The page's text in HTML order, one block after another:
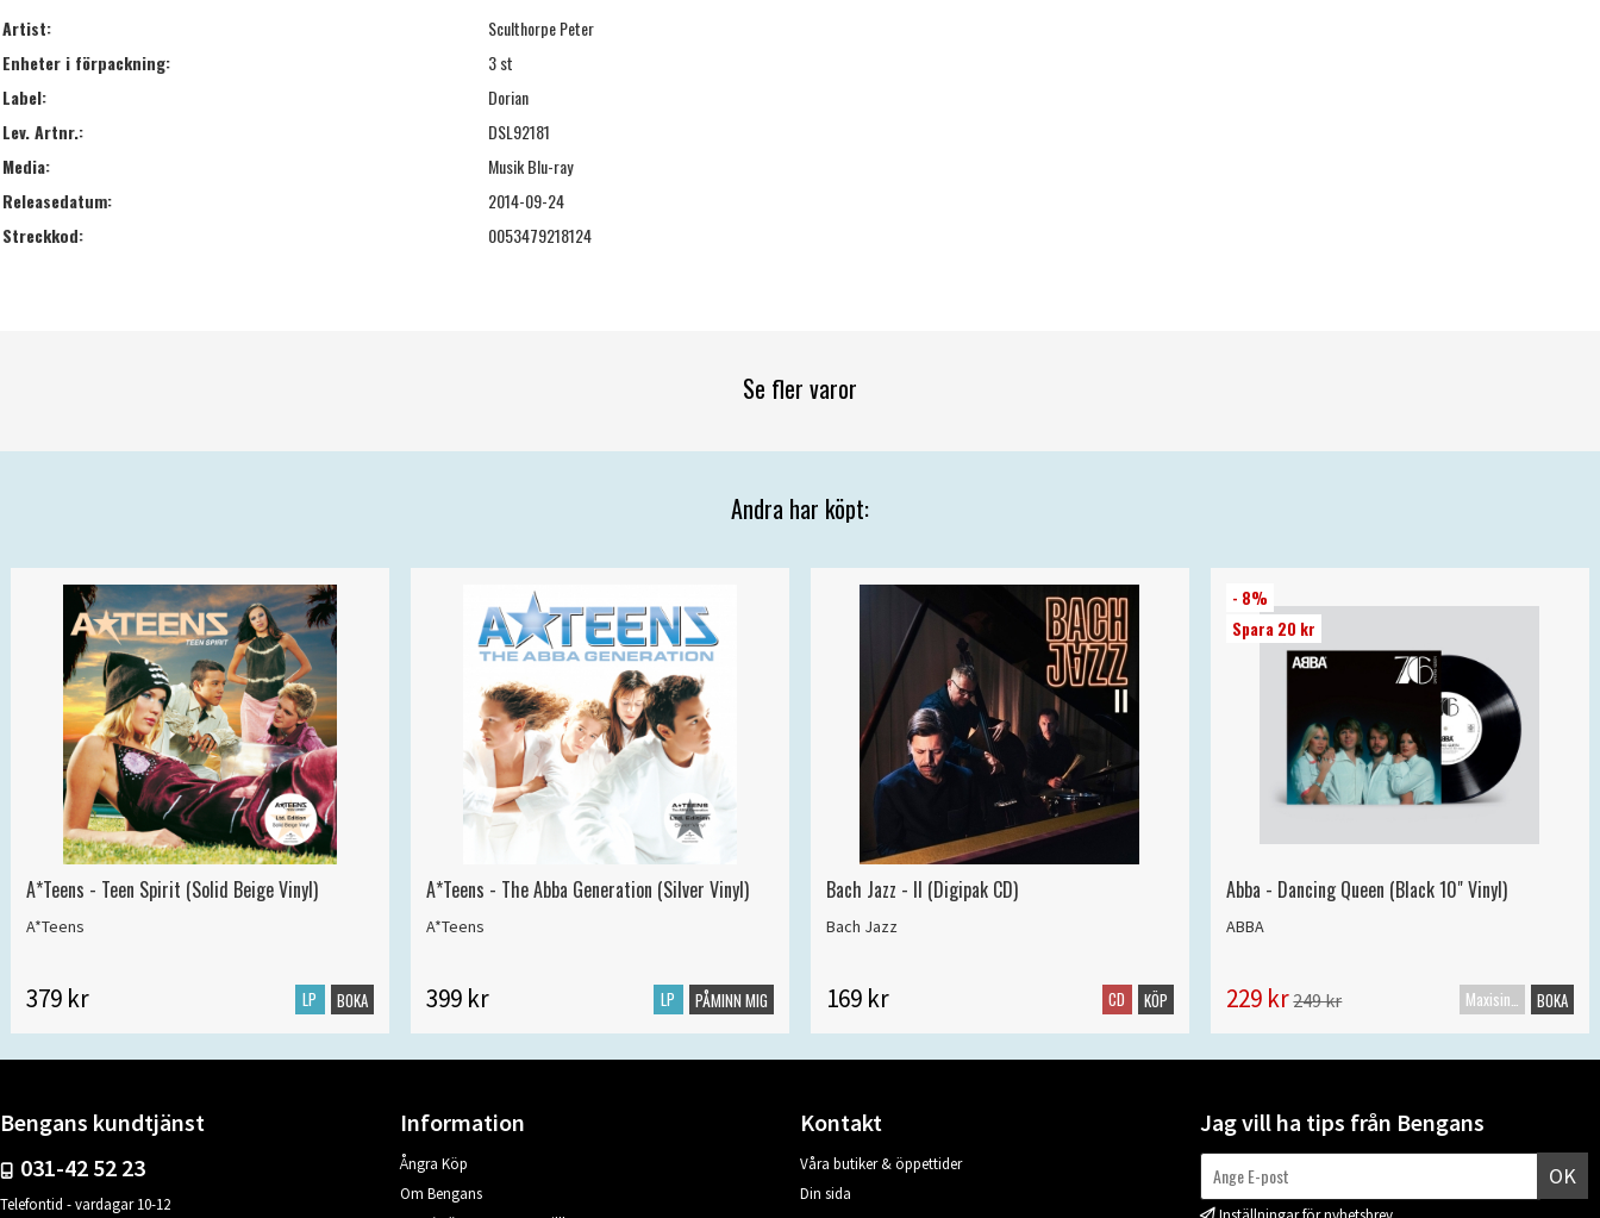
Artist:
Sculthorpe Peter
Enheter i förpackning:
3 st
Label:
Dorian
Lev. Artnr.:
DSL92181
Media:
Musik Blu-ray
Releasedatum:
2014-09-24
Streckkod:
0053479218124
Se fler varor
Andra har köpt:
A*Teens - Teen Spirit (Solid Beige Vinyl)
A*Teens
379 kr LP BOKA
A*Teens - The Abba Generation (Silver Vinyl)
A*Teens
399 kr LP PÅMINN MIG
Bach Jazz - II (Digipak CD)
Bach Jazz
169 kr CD KÖP
- 8%
Spara 20 kr
Abba - Dancing Queen (Black 10" Vinyl)
ABBA
229 kr249 kr Maxisingel BOKA
Bengans kundtjänst
031-42 52 23
Telefontid - vardagar 10-12
Information
Ångra Köp
Om Bengans
Kontakt
Våra butiker & öppettider
Din sida
Jag vill ha tips från Bengans
OK